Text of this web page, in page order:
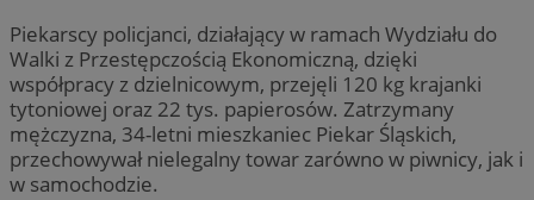
Piekarscy policjanci, działający w ramach Wydziału do
Walki z Przestępczością Ekonomiczną, dzięki
współpracy z dzielnicowym, przejęli 120 kg krajanki
tytoniowej oraz 22 tys. papierosów. Zatrzymany
mężczyzna, 34-letni mieszkaniec Piekar Śląskich,
przechowywał nielegalny towar zarówno w piwnicy, jak i
w samochodzie.